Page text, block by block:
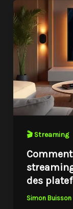
🎬 Streaming
des
Simon Buisson